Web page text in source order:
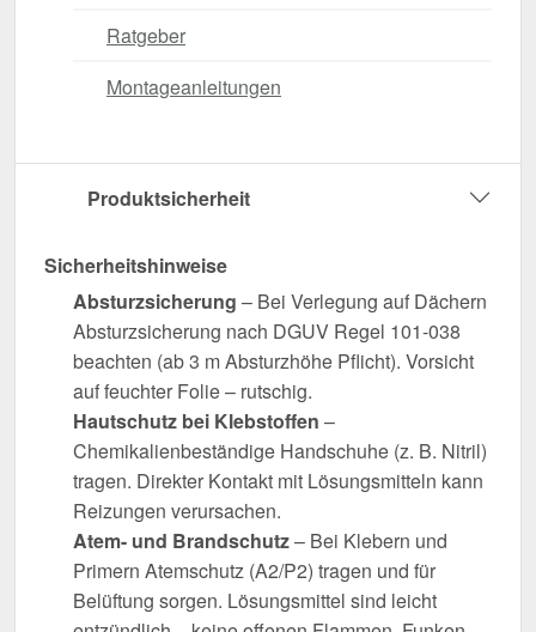
Ratgeber
Montageanleitungen
Produktsicherheit
Sicherheitshinweise
Absturzsicherung – Bei Verlegung auf Dächern
Absturzsicherung nach DGUV Regel 101-038
beachten (ab 3 m Absturzhöhe Pflicht). Vorsicht
auf feuchter Folie – rutschig.
Hautschutz bei Klebstoffen –
Chemikalienbeständige Handschuhe (z. B. Nitril)
tragen. Direkter Kontakt mit Lösungsmitteln kann
Reizungen verursachen.
Atem- und Brandschutz– Bei Klebern und
Primern Atemschutz (A2/P2) tragen und für
Belüftung sorgen. Lösungsmittel sind leicht